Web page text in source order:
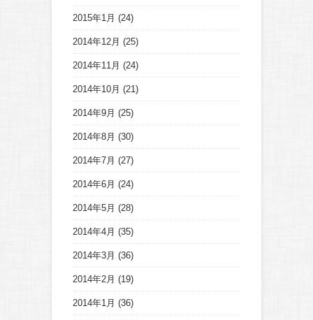
2015年1月 (24)
2014年12月 (25)
2014年11月 (24)
2014年10月 (21)
2014年9月 (25)
2014年8月 (30)
2014年7月 (27)
2014年6月 (24)
2014年5月 (28)
2014年4月 (35)
2014年3月 (36)
2014年2月 (19)
2014年1月 (36)